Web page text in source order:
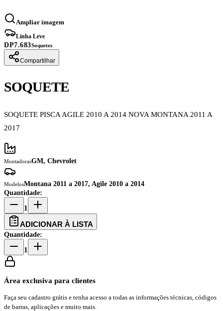
Ampliar imagem
Linha Leve
DP7.683Soquetes
Compartilhar
SOQUETE
SOQUETE PISCA AGILE 2010 A 2014 NOVA MONTANA 2011 A
2017
MontadorasGM, Chevrolet
ModelosMontana 2011 a 2017, Agile 2010 a 2014
Quantidade:
1
ADICIONAR À LISTA
Quantidade:
1
Área exclusiva para clientes
Faça seu cadastro grátis e tenha acesso a todas as informações técnicas, códigos
de barras, aplicações e muito mais.